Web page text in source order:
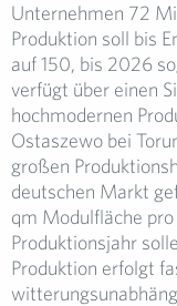
Unternehmen 72
Produktion soll bis
auf 150, bis 2026
verfügt über einen
hochmodernen
Ostaszewo bei
großen
deutschen Markt
qm Modulfläche
Produktionsjahr
Produktion erfolgt